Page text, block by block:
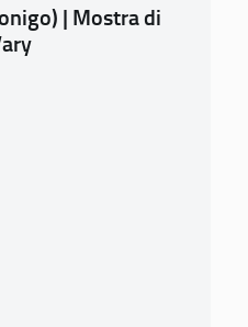
| Mostra di